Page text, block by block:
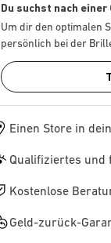
Du suchst nach
Um dir den optimalen
persönlich bei der
Einen Store in
Qualifiziertes und
Kostenlose
Geld-zurück-